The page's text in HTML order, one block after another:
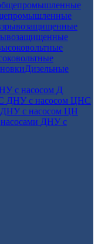
Дизельные
с насосом Д
ДНУ с насосом ЦНС
ДНУ с насосом ЦН
ДНУ с